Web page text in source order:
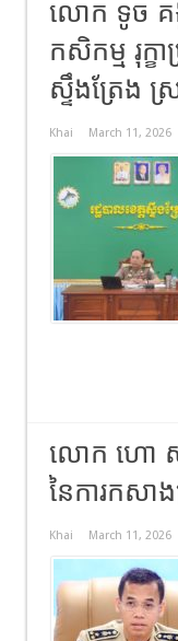
លោក​ ទូច​ គង្
កសិកម្ម រុក្ខ
ស្ទឹងត្រែង​
Khai March 11, 2026
លោក ហោ សំអ
នៃការកស
Khai March 11, 2026